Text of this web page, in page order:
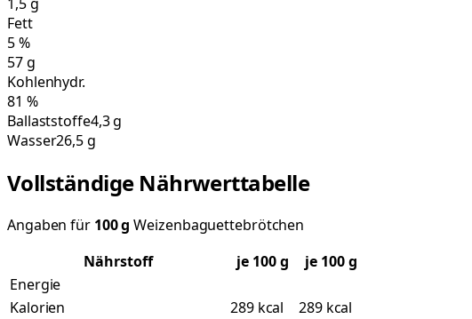
1,5g
Fett
5%
57g
Kohlenhydr.
81 %
Ballaststoffe4,3 g
Wasser26,5 g
Vollständige Nährwerttabelle
Angaben für 100g Weizenbaguettebrötchen
Nährstoff
je 100g
je 100 g
Energie
Kalorien
289 kcal
289 kcal